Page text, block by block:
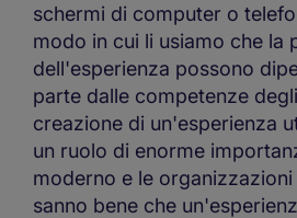
schermi di computer o
modo in cui li usiamo che la
dell'esperienza possono
parte dalle competenze degli
creazione di un'esperienza
un ruolo di enorme
moderno e le
sanno bene che